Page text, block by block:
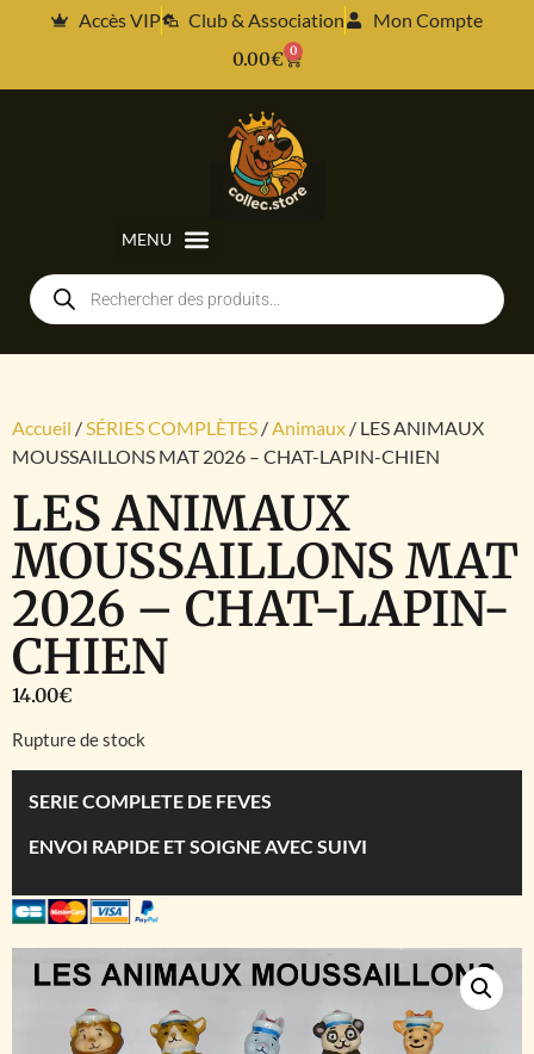
Accès VIP Club & Association
Mon Compte
0.00€ 0
Accueil /SÉRIES COMPLÈTES /Animaux / LES ANIMAUX
MOUSSAILLONS MAT 2026 – CHAT-LAPIN-CHIEN
LES ANIMAUX
MOUSSAILLONS MAT
2026 – CHAT-LAPIN-
CHIEN
14.00€
Rupture de stock
SERIE COMPLETE DE FEVES
ENVOI RAPIDE ET SOIGNE AVEC SUIVI